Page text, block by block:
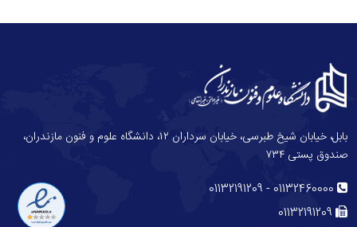
بابل، خیابان شیخ طبرسی، خیابان سرداران ۱۲، دانشگاه علوم و فنون مازندران،
صندوق پستی ۷۳۴
01132460000
-
01132191209
01132191209